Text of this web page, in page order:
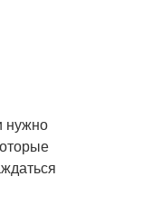
нужно